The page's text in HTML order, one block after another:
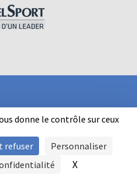
donne le contrôle sur ceux
refuser
Personnaliser
X
SIGNALER UNE VIOLENCE